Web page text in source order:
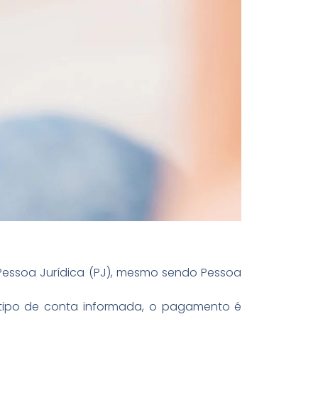
Jurídica (PJ), mesmo sendo Pessoa
de conta informada, o pagamento é